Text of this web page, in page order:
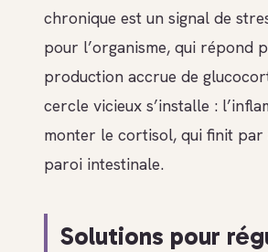
chronique est un signal de
pour l’organisme, qui répond
production accrue de
cercle vicieux s’installe :
monter le cortisol, qui finit
paroi intestinale.
Solutions pour